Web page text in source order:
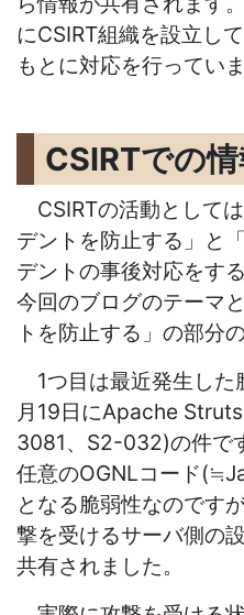
にCSIRT組織を設立し
もとに対応を行っていま
CSIRTでの
CSIRTの活動として
デントを防止する」と
デントの事後対応をす
今回のブログのテーマ
トを防止する」の部分
1つ目は最近発生した
月19日にApache
3081、S2-032)の件で
任意のOGNLコード
となる脆弱性なのです
撃を受けるサーバ側の
共有されました。